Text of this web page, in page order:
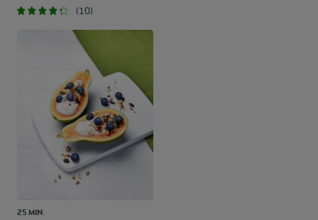
(10)
25 MIN.